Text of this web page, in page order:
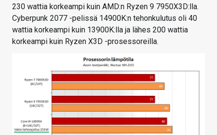
230 wattia korkeampi kuin AMD:n Ryzen 9 7950X3D:lla.
Cyberpunk 2077 -pelissä 14900K:n tehonkulutus oli 40
wattia korkeampi kuin 13900K:lla ja lähes 200 wattia
korkeampi kuin Ryzen X3D -prosessoreilla.